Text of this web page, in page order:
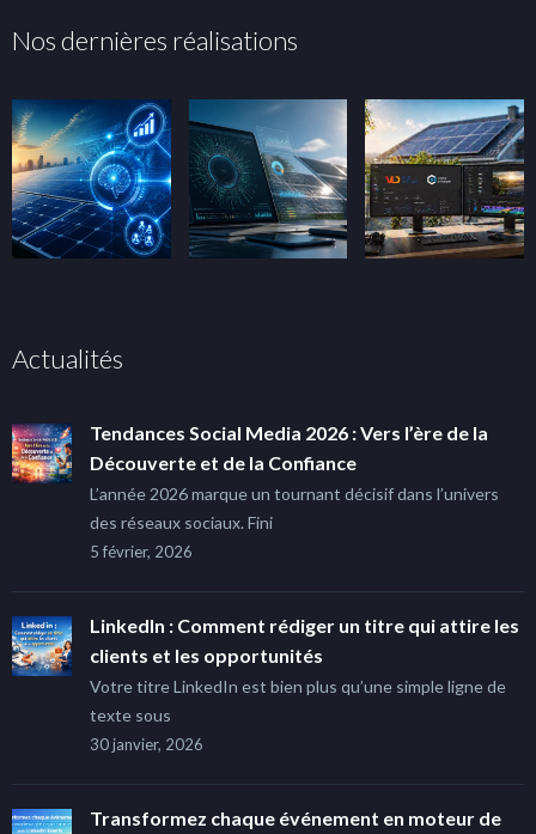
Nos dernières réalisations
Actualités
Tendances Social Media 2026 : Vers l’ère de la
Découverte et de la Confiance
L’année 2026 marque un tournant décisif dans l’univers
des réseaux sociaux. Fini
5 février, 2026
LinkedIn : Comment rédiger un titre qui attire les
clients et les opportunités
Votre titre LinkedIn est bien plus qu’une simple ligne de
texte sous
30 janvier, 2026
Transformez chaque événement en moteur de